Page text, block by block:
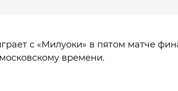
с «Милуоки» в пятом матче
времени.